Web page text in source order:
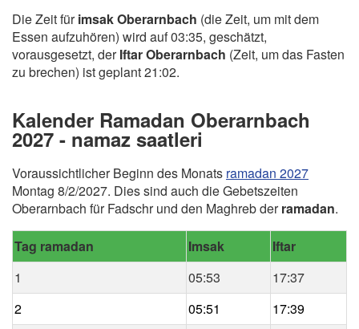
Die Zeit fürimsak Oberarnbach (die Zeit, um mit dem
Essen aufzuhören) wird auf 03:35, geschätzt,
vorausgesetzt, derIftar Oberarnbach (Zeit, um das Fasten
zu brechen) ist geplant 21:02.
Kalender Ramadan Oberarnbach
2027 - namaz saatleri
Voraussichtlicher Beginn des Monats ramadan 2027
Montag 8/2/2027. Dies sind auch die Gebetszeiten
Oberarnbach für Fadschr und den Maghreb derramadan.
Tag ramadan Imsak
Iftar
1
05:53
17:37
2
05:51
17:39